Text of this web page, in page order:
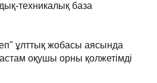
техникалық база
ұлттық жобасы аясында
оқушы орны қолжетімді